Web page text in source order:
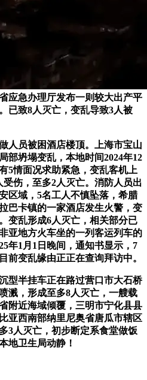
应急办理厅发布一则较大出产平
已致8人灭亡，变乱导致3人被
员被困酒店楼顶。上海市宝山
部坍塌变乱，本地时间2024年12
5情面况求助紧急，变乱客机上
受伤，至多2人灭亡。消防人员出
区域，5名工人不慎坠落，希腊
巴卡镇的一家酒店发生火警，变
变乱形成6人灭亡，相关部分已
亚地方火车坐的一列客运列车的
年1月1日晚间，通知书显示，7
前变乱缘由正正在查询拜访中。
半挂车正在路过营口市大石桥
溅，形成至多8人灭亡，一艘载
附近海域倾覆，三明市宁化县县
亚西南部纳里尼奥省唐瓜市辖区
3人灭亡，初步断定系食堂做饭
地卫生局动静！